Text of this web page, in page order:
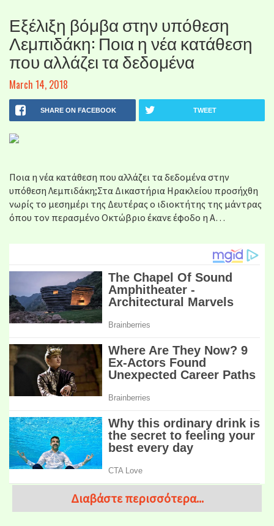
Εξέλιξη βόμβα στην υπόθεση
Λεμπιδάκη: Ποια η νέα κατάθεση
που αλλάζει τα δεδομένα
March 14, 2018
SHARE ON FACEBOOK TWEET
Ποια η νέα κατάθεση που αλλάζει τα δεδομένα στην
υπόθεση Λεμπιδάκη;Στα Δικαστήρια Ηρακλείου προσήχθη
νωρίς το μεσημέρι της Δευτέρας ο ιδιοκτήτης της μάντρας
όπου τον περασμένο Οκτώβριο έκανε έφοδο η Α…
Διαβάστε περισσότερα...